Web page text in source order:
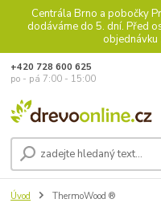
Centrála Brno a pobočky
dodáváme do 5. dní. Před
objednávku
+420 728 600 625
po - pá 7:00 - 15:00
Úvod ThermoWood ®